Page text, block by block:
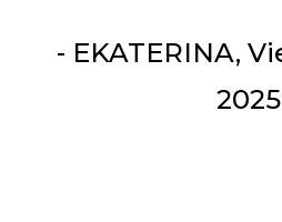
- EKATERINA,
2025